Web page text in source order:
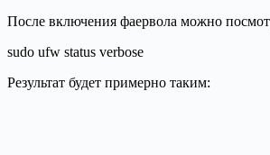
После включения фаервола можно
sudo ufw status verbose
Результат будет примерно таким: